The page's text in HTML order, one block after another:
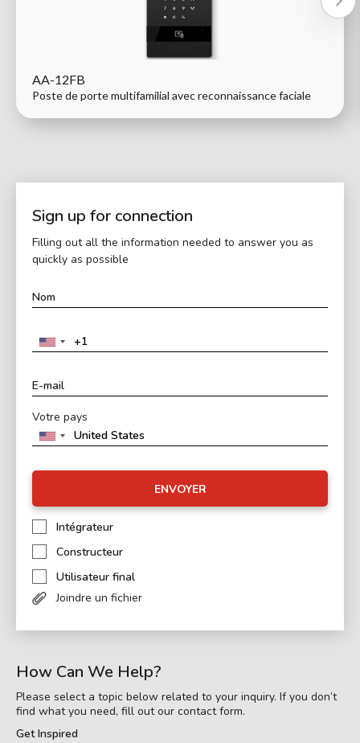
AA-12FB
Poste de porte multifamilial avec reconnaissance faciale
Sign up for connection
Filling out all the information needed to answer you as
quickly as possible
Votre pays
ENVOYER
Intégrateur
Constructeur
Utilisateur final
Joindre un fichier
How Can We Help?
Please select a topic below related to your inquiry. If you don’t
find what you need, fill out our contact form.
Get Inspired